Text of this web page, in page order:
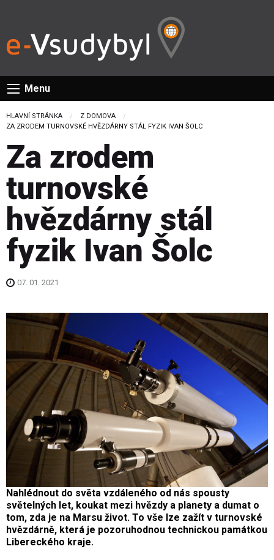
Menu
HLAVNÍ STRÁNKA
Z DOMOVA
CURRENT:
ZA ZRODEM TURNOVSKÉ HVĚZDÁRNY STÁL FYZIK IVAN ŠOLC
Za zrodem
turnovské
hvězdárny stál
fyzik Ivan Šolc
07. 01. 2021
Nahlédnout do světa vzdáleného od nás spousty
světelných let, koukat mezi hvězdy a planety a dumat o
tom, zda je na Marsu život. To vše lze zažít v turnovské
hvězdárně, která je pozoruhodnou technickou památkou
Libereckého kraje.